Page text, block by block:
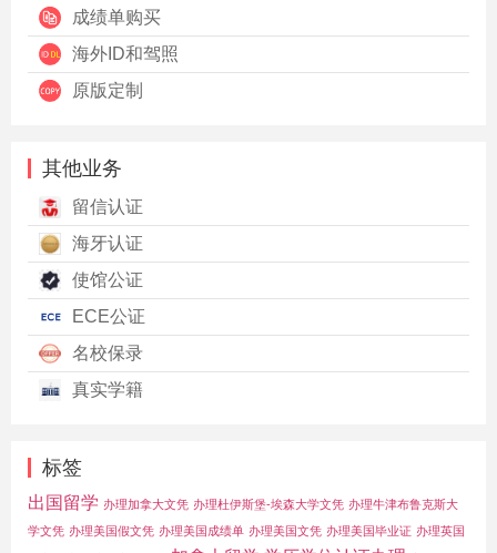
成绩单购买
海外ID和驾照
原版定制
其他业务
留信认证
海牙认证
使馆公证
ECE公证
名校保录
真实学籍
标签
出国留学 办理加拿大文凭 办理杜伊斯堡-埃森大学文凭 办理牛津布鲁克斯大
学文凭 办理美国假文凭 办理美国成绩单 办理美国文凭 办理美国毕业证 办理英国